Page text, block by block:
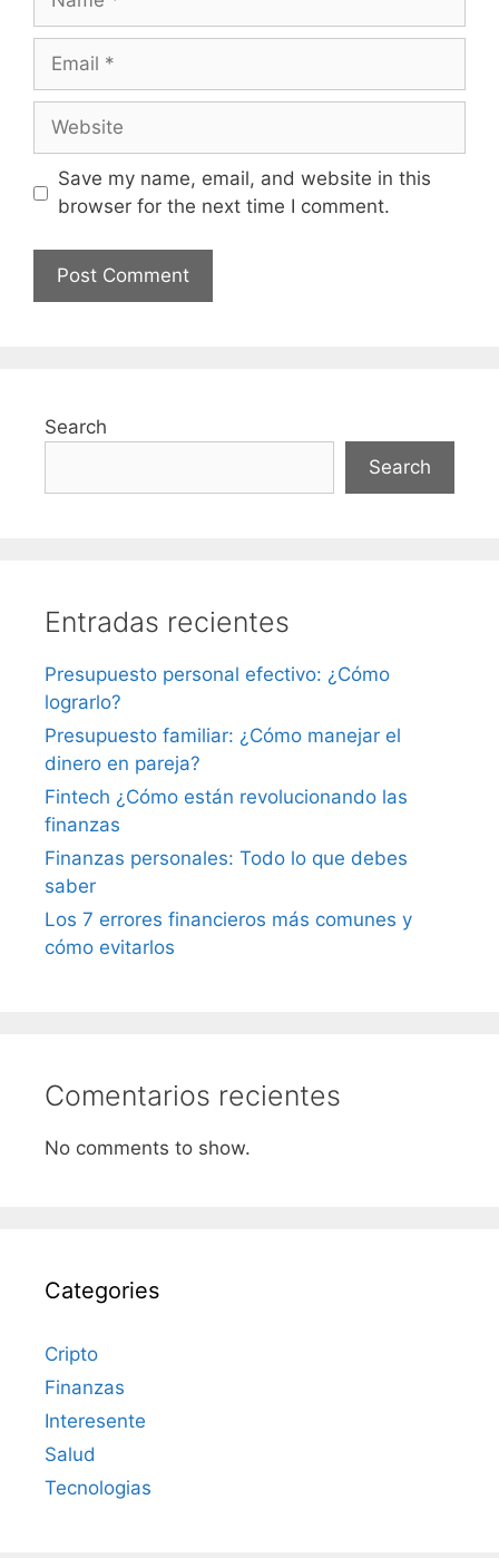
Email
Website
Save my name, email, and website in this
browser for the next time I comment.
Search
Search
Entradas recientes
Presupuesto personal efectivo: ¿Cómo
lograrlo?
Presupuesto familiar: ¿Cómo manejar el
dinero en pareja?
Fintech ¿Cómo están revolucionando las
finanzas
Finanzas personales: Todo lo que debes
saber
Los 7 errores financieros más comunes y
cómo evitarlos
Comentarios recientes
No comments to show.
Categories
Cripto
Finanzas
Interesente
Salud
Tecnologias